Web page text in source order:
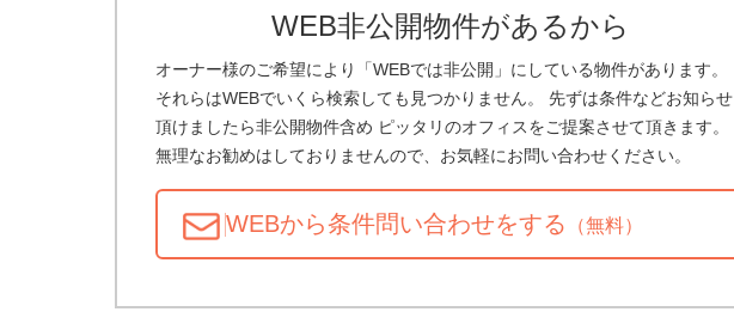
WEB非公開物件があるから
オーナー様のご希望により「WEBでは非公開」にしている物件があります。
それらはWEBでいくら検索しても見つかりません。 先ずは条件などお知らせ
頂けましたら非公開物件含め ピッタリのオフィスをご提案させて頂きます。
無理なお勧めはしておりませんので、お気軽にお問い合わせください。
WEBから条件問い合わせをする （無料）